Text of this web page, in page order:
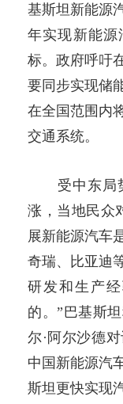
基斯坦新能源
年实现新能源
标。政府呼吁
要同步实现储
在全国范围内
交通系统。
受中东局势
涨，当地民众
展新能源汽车
奇瑞、比亚迪
研发和生产
的。”巴基斯
尔·阿尔沙德
中国新能源汽
斯坦更快实现